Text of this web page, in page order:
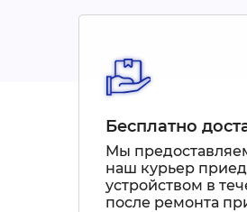
Бесплатно
Мы
наш курьер
устройством в
после ремонта